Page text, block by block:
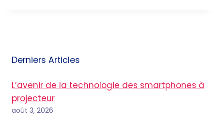
Derniers Articles
L’avenir de la technologie des smartphones à
projecteur
août 3, 2026